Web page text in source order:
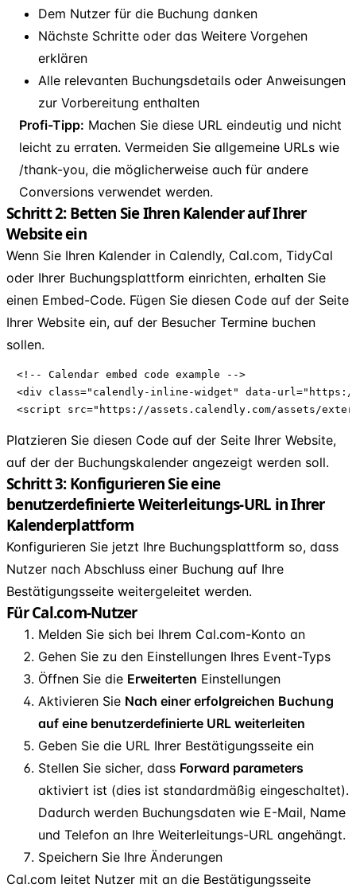
Dem Nutzer für die Buchung danken
Nächste Schritte oder das Weitere Vorgehen
erklären
Alle relevanten Buchungsdetails oder Anweisungen
zur Vorbereitung enthalten
Profi-Tipp: Machen Sie diese URL eindeutig und nicht
leicht zu erraten. Vermeiden Sie allgemeine URLs wie
/thank-you, die möglicherweise auch für andere
Conversions verwendet werden.
Schritt 2: Betten Sie Ihren Kalender auf Ihrer
Website ein
Wenn Sie Ihren Kalender in Calendly, Cal.com, TidyCal
oder Ihrer Buchungsplattform einrichten, erhalten Sie
einen Embed-Code. Fügen Sie diesen Code auf der Seite
Ihrer Website ein, auf der Besucher Termine buchen
sollen.
<!-- Calendar embed code example -->
<div class="calendly-inline-widget" data-
<script src="https://assets.calendly.com/assets/
Platzieren Sie diesen Code auf der Seite Ihrer Website,
auf der der Buchungskalender angezeigt werden soll.
Schritt 3: Konfigurieren Sie eine
benutzerdefinierte Weiterleitungs-URL in Ihrer
Kalenderplattform
Konfigurieren Sie jetzt Ihre Buchungsplattform so, dass
Nutzer nach Abschluss einer Buchung auf Ihre
Bestätigungsseite weitergeleitet werden.
Für Cal.com-Nutzer
Melden Sie sich bei Ihrem Cal.com-Konto an
Gehen Sie zu den Einstellungen Ihres Event-Typs
Öffnen Sie die Erweiterten Einstellungen
Aktivieren Sie Nach einer erfolgreichen Buchung
auf eine benutzerdefinierte URL weiterleiten
Geben Sie die URL Ihrer Bestätigungsseite ein
Stellen Sie sicher, dass Forward parameters
aktiviert ist (dies ist standardmäßig eingeschaltet).
Dadurch werden Buchungsdaten wie E-Mail, Name
und Telefon an Ihre Weiterleitungs-URL angehängt.
Speichern Sie Ihre Änderungen
Cal.com leitet Nutzer mit an die Bestätigungsseite